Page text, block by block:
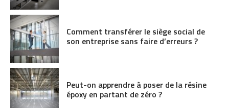
Comment transférer le siège social de
son entreprise sans faire d’erreurs ?
Peut-on apprendre à poser de la résine
époxy en partant de zéro ?